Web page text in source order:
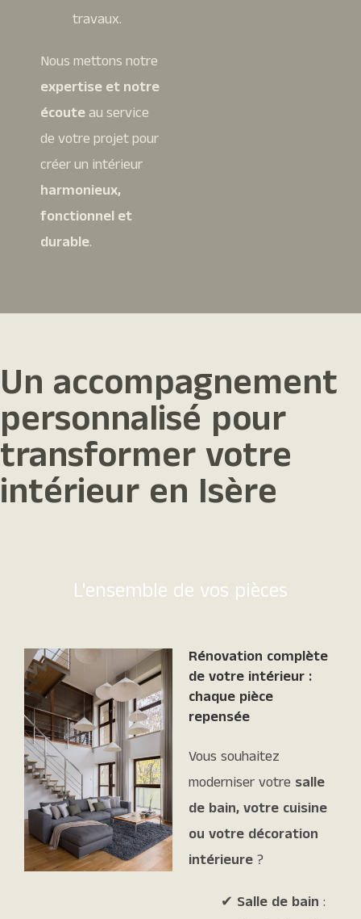
travaux.
Nous mettons notre
expertise et notre
écouteau service
de votre projet pour
créer un intérieur
harmonieux,
fonctionnel et
durable.
Un accompagnement
personnalisé pour
transformer votre
intérieur en Isère
L'ensemble de vos pièces
Rénovation complète
de votre intérieur :
chaque pièce
repensée
Vous souhaitez
moderniser votre salle
de bain, votre cuisine
ou votre décoration
intérieure ?
✔ Salle de bain :